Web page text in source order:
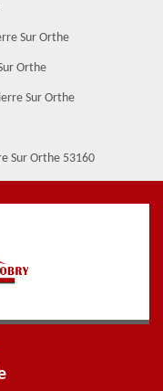
Sur Orthe
Orthe
Sur Orthe
Sur Orthe 53160